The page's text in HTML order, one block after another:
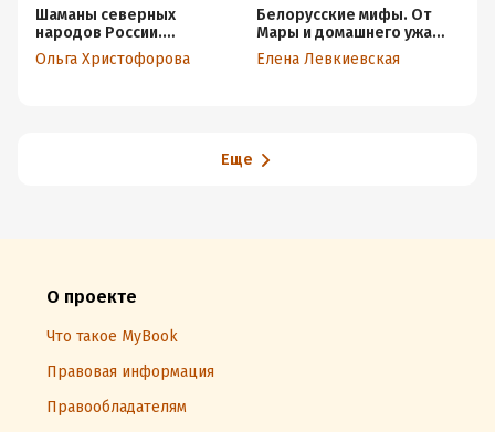
Шаманы северных
народов России.
Железные кости, духи-
помощники и полеты
Ольга Христофорова
Белорусские мифы. От
Мары и домашнего ужа
до волколака и Злыдни
Елена Левкиевская
Еще
О проекте
Что такое MyBook
Правовая информация
Правообладателям